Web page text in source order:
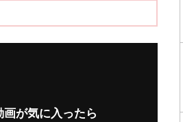
画が気に入ったら